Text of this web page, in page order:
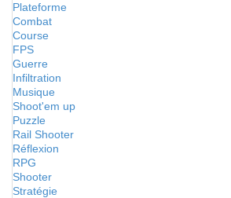
Plateforme
Combat
Course
FPS
Guerre
Infiltration
Musique
Shoot'em up
Puzzle
Rail Shooter
Réflexion
RPG
Shooter
Stratégie